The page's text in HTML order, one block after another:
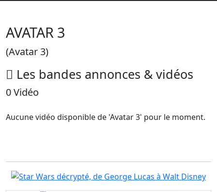
AVATAR 3
(Avatar 3)
Les bandes annonces & vidéos
0 Vidéo
Aucune vidéo disponible de 'Avatar 3' pour le moment.